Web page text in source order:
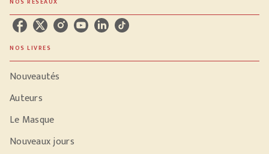
NOS LIVRES
Nouveautés
Auteurs
Le Masque
Nouveaux jours